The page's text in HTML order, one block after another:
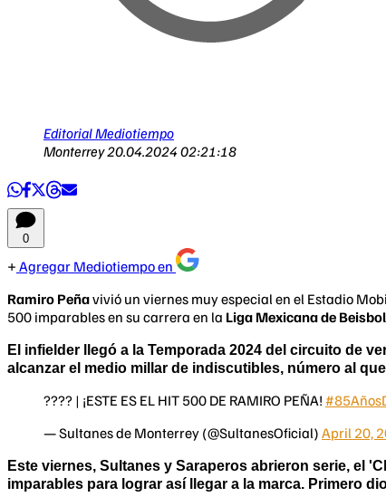
Editorial Mediotiempo
Monterrey20.04.2024 02:21:18
0
Agregar Mediotiempo en
Ramiro Peñavivió un viernes muy especial en el Estadio
500 imparables en su carrera en la Liga Mexicana de
El infielder llegó a la Temporada 2024 del circuito de
alcanzar el medio millar de indiscutibles, número al
???? | ¡ESTE ES EL HIT 500 DE RAMIRO PEÑA!
— Sultanes de Monterrey (@SultanesOficial) April 20,
Este viernes, Sultanes y Saraperos abrieron serie, el
imparables para lograr así llegar a la marca. Primero